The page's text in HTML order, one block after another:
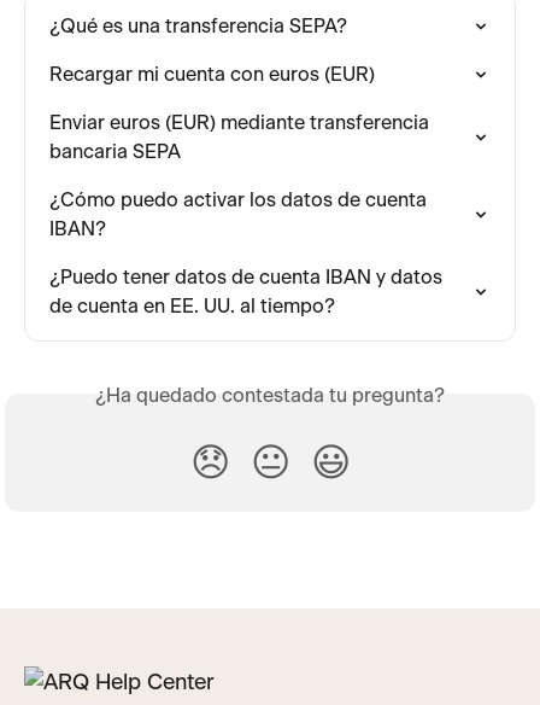
¿Qué es una transferencia SEPA?
Recargar mi cuenta con euros (EUR)
Enviar euros (EUR) mediante transferencia
bancaria SEPA
¿Cómo puedo activar los datos de cuenta
IBAN?
¿Puedo tener datos de cuenta IBAN y datos
de cuenta en EE. UU. al tiempo?
¿Ha quedado contestada tu pregunta?
😞 😐 😃